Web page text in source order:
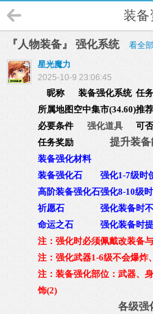
装备
『人物装备』 强化系统
看全部
星光魔力
2025-10-9 23:06:45
昵称 装备强化系统 任
所属地图 空中集市(34.60)推
必要条件
强化道具 可
任务奖励
提升装备
装备强化材料
装备强化石
强化1-7级时
高阶装备强化石强化8-10级
祈愿石
强化装备时
命运之石
强化装备时
注：强化时必须佩戴改装备
注：强化武器1-6级不会爆炸
注：装备强化部位：武器、
饰(2)
各级强